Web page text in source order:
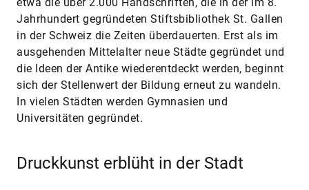
Jahrhundert gegründeten Stiftsbibliothek St. Gallen
in der Schweiz die Zeiten überdauerten. Erst als im
ausgehenden Mittelalter neue Städte gegründet und
die Ideen der Antike wiederentdeckt werden, beginnt
sich der Stellenwert der Bildung erneut zu wandeln.
In vielen Städten werden Gymnasien und
Universitäten gegründet.
Druckkunst erblüht in der Stadt